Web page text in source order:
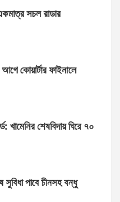
সচল রাডার
আগে কোয়ার্টার ফাইনালে
খামেনির শেষবিদায় ঘিরে ৭০
পাবে চীনসহ বন্ধু